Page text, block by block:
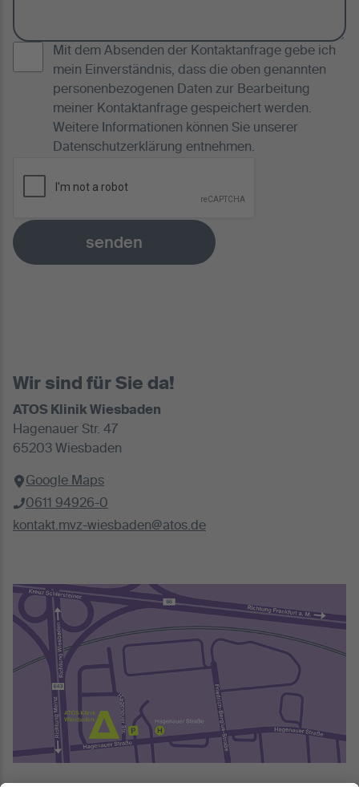
Mit dem Absenden der Kontaktanfrage gebe ich
mein Einverständnis, dass die oben genannten
personenbezogenen Daten zur Bearbeitung
meiner Kontaktanfrage gespeichert werden.
Weitere Informationen können Sie unserer
Datenschutzerklärung entnehmen.
senden
Wir sind für Sie da!
ATOS Klinik Wiesbaden
Hagenauer Str. 47
65203 Wiesbaden
Google Maps
0611 94926-0
kontakt.mvz-wiesbaden@atos.de